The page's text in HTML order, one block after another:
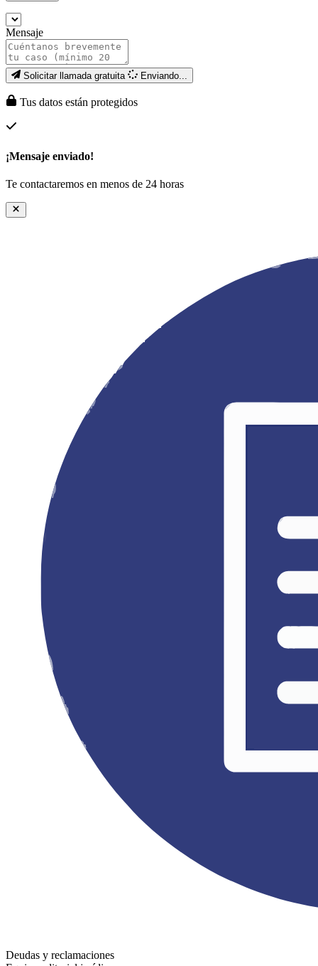
Mensaje
Solicitar llamada gratuita Enviando...
Tus datos están protegidos
¡Mensaje enviado!
Te contactaremos en menos de 24 horas
Deudas y reclamaciones